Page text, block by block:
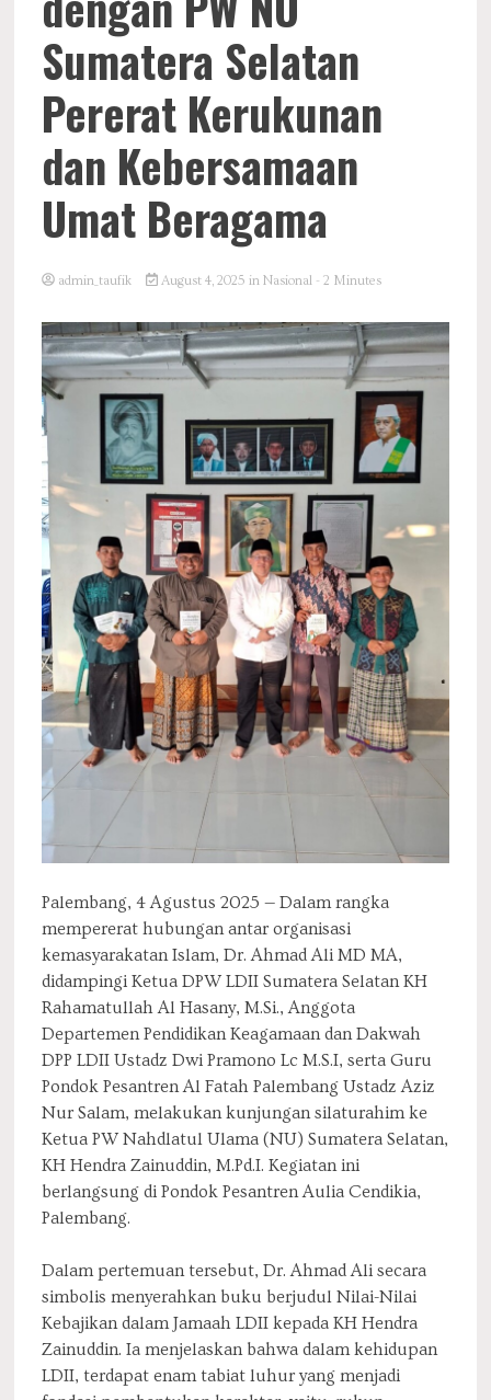
Sumatera Selatan
Pererat Kerukunan
dan Kebersamaan
Umat Beragama
admin_taufik August 4, 2025 in Nasional - 2 Minutes
Palembang, 4 Agustus 2025 — Dalam rangka
mempererat hubungan antar organisasi
kemasyarakatan Islam, Dr. Ahmad Ali MD MA,
didampingi Ketua DPW LDII Sumatera Selatan KH
Rahamatullah Al Hasany, M.Si., Anggota
Departemen Pendidikan Keagamaan dan Dakwah
DPP LDII Ustadz Dwi Pramono Lc M.S.I, serta Guru
Pondok Pesantren Al Fatah Palembang Ustadz Aziz
Nur Salam, melakukan kunjungan silaturahim ke
Ketua PW Nahdlatul Ulama (NU) Sumatera Selatan,
KH Hendra Zainuddin, M.Pd.I. Kegiatan ini
berlangsung di Pondok Pesantren Aulia Cendikia,
Palembang.
Dalam pertemuan tersebut, Dr. Ahmad Ali secara
simbolis menyerahkan buku berjudul Nilai-Nilai
Kebajikan dalam Jamaah LDII kepada KH Hendra
Zainuddin. Ia menjelaskan bahwa dalam kehidupan
LDII, terdapat enam tabiat luhur yang menjadi